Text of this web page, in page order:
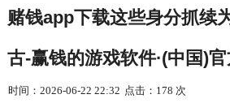
赌钱app下载这些身分抓续
古-赢钱的游戏软件·(中国)
时间：2026-06-22 22:32 点击：178 次